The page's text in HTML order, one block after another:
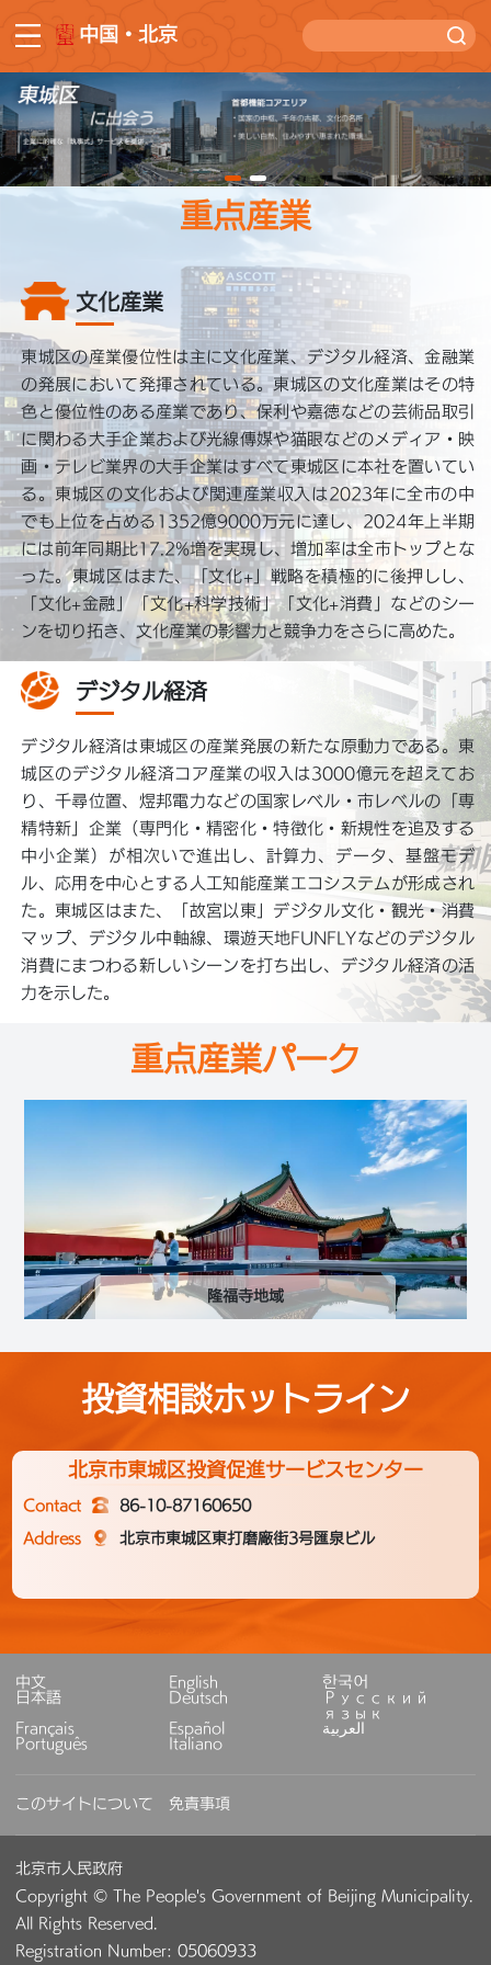
中国・北京
重点産業
文化産業
東城区の産業優位性は主に文化産業、デジタル経済、金融業
の発展において発揮されている。東城区の文化産業はその特
色と優位性のある産業であり、保利や嘉徳などの芸術品取引
に関わる大手企業および光線傳媒や猫眼などのメディア・映
画・テレビ業界の大手企業はすべて東城区に本社を置いてい
る。東城区の文化および関連産業収入は2023年に全市の中
でも上位を占める1352億9000万元に達し、2024年上半期
には前年同期比17.2%増を実現し、増加率は全市トップとな
った。東城区はまた、「文化+」戦略を積極的に後押しし、
「文化+金融」「文化+科学技術」「文化+消費」などのシー
ンを切り拓き、文化産業の影響力と競争力をさらに高めた。
デジタル経済
デジタル経済は東城区の産業発展の新たな原動力である。東
城区のデジタル経済コア産業の収入は3000億元を超えてお
り、千尋位置、煜邦電力などの国家レベル・市レベルの「専
精特新」企業（専門化・精密化・特徴化・新規性を追及する
中小企業）が相次いで進出し、計算力、データ、基盤モデ
ル、応用を中心とする人工知能産業エコシステムが形成され
た。東城区はまた、「故宮以東」デジタル文化・観光・消費
マップ、デジタル中軸線、環遊天地FUNFLYなどのデジタル
消費にまつわる新しいシーンを打ち出し、デジタル経済の活
力を示した。
重点産業パーク
隆福寺地域
投資相談ホットライン
北京市東城区投資促進サービスセンター
Contact
86-10-87160650
Address
北京市東城区東打磨廠街3号匯泉ビル
中文 English 한국어
日本語 Deutsch Русский
язык
Français Español العربية
Português Italiano
このサイトについて 免責事項
北京市人民政府
Copyright © The People's Government of Beijing Municipality.
All Rights Reserved.
Registration Number: 05060933